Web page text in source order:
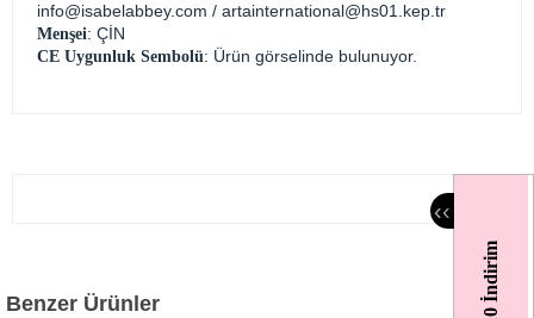
%10 İndirim
‹‹
info@isabelabbey.com / artainternational@hs01.kep.tr
Menşei: ÇİN
CE Uygunluk Sembolü: Ürün görselinde bulunuyor.
Benzer Ürünler